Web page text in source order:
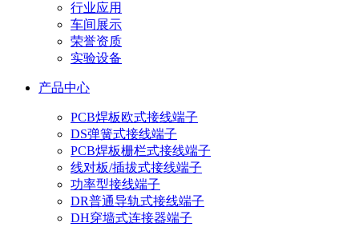
行业应用
车间展示
荣誉资质
实验设备
产品中心
PCB焊板欧式接线端子
DS弹簧式接线端子
PCB焊板栅栏式接线端子
线对板/插拔式接线端子
功率型接线端子
DR普通导轨式接线端子
DH穿墙式连接器端子